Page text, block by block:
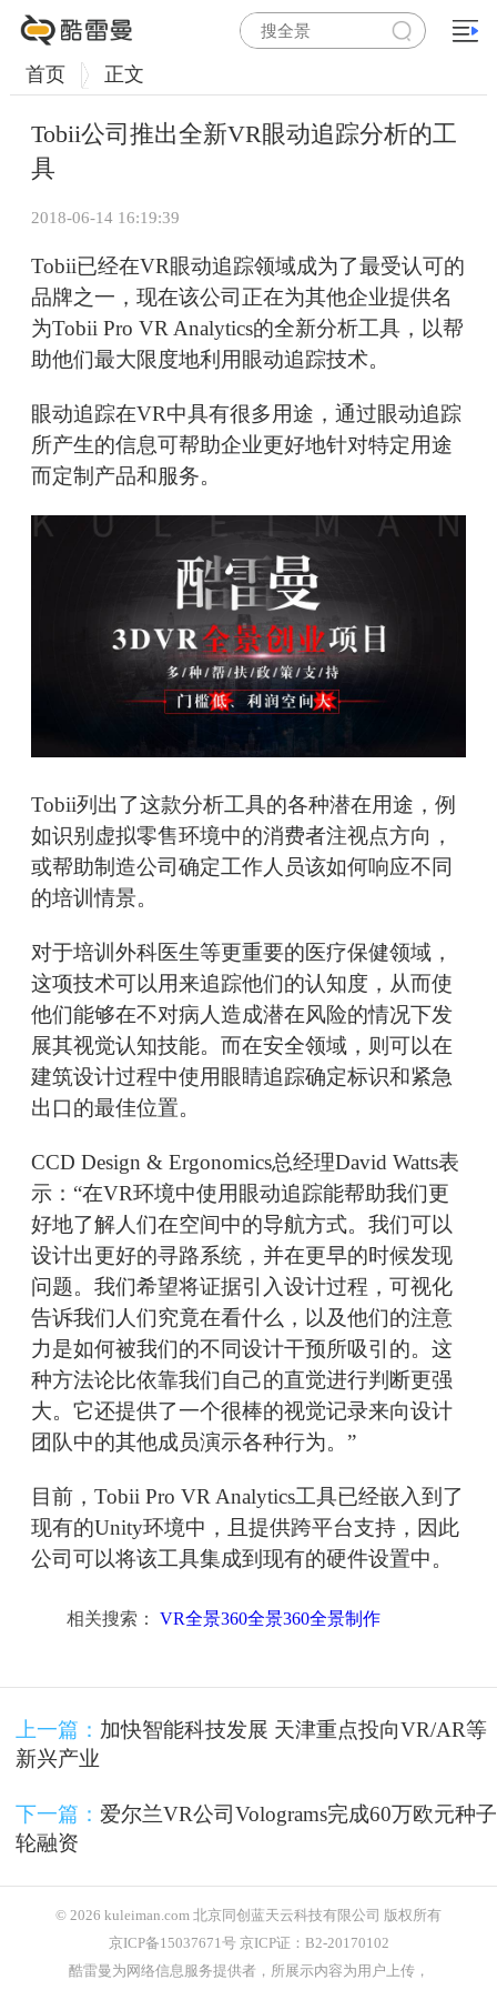
首页 正文
Tobii公司推出全新VR眼动追踪分析的工
具
2018-06-14 16:19:39
Tobii已经在VR眼动追踪领域成为了最受认可的
品牌之一，现在该公司正在为其他企业提供名
为Tobii Pro VR Analytics的全新分析工具，以帮
助他们最大限度地利用眼动追踪技术。
眼动追踪在VR中具有很多用途，通过眼动追踪
所产生的信息可帮助企业更好地针对特定用途
而定制产品和服务。
Tobii列出了这款分析工具的各种潜在用途，例
如识别虚拟零售环境中的消费者注视点方向，
或帮助制造公司确定工作人员该如何响应不同
的培训情景。
对于培训外科医生等更重要的医疗保健领域，
这项技术可以用来追踪他们的认知度，从而使
他们能够在不对病人造成潜在风险的情况下发
展其视觉认知技能。而在安全领域，则可以在
建筑设计过程中使用眼睛追踪确定标识和紧急
出口的最佳位置。
CCD Design & Ergonomics总经理David Watts表
示：“在VR环境中使用眼动追踪能帮助我们更
好地了解人们在空间中的导航方式。我们可以
设计出更好的寻路系统，并在更早的时候发现
问题。我们希望将证据引入设计过程，可视化
告诉我们人们究竟在看什么，以及他们的注意
力是如何被我们的不同设计干预所吸引的。这
种方法论比依靠我们自己的直觉进行判断更强
大。它还提供了一个很棒的视觉记录来向设计
团队中的其他成员演示各种行为。”
目前，Tobii Pro VR Analytics工具已经嵌入到了
现有的Unity环境中，且提供跨平台支持，因此
公司可以将该工具集成到现有的硬件设置中。
相关搜索： VR全景360全景360全景制作
上一篇： 加快智能科技发展 天津重点投向VR/AR等
新兴产业
下一篇： 爱尔兰VR公司Volograms完成60万欧元种子
轮融资
© 2026 kuleiman.com 北京同创蓝天云科技有限公司 版权所有
京ICP备15037671号 京ICP证：B2-20170102
酷雷曼为网络信息服务提供者，所展示内容为用户上传，